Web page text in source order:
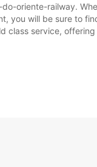
oriente-railway.
you will be sure to
class service,